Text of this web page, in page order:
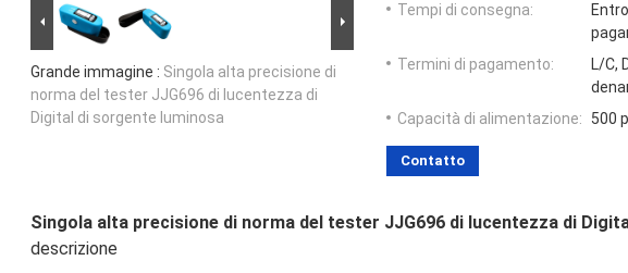
Grande immagine : Singola alta precisione di
norma del tester JJG696 di lucentezza di
Digital di sorgente luminosa
Tempi di consegna:
Termini di pagamento:
L/C,
Capacità di alimentazione:
500
Contatto
Singola alta precisione di norma del tester JJG696 di lucentezza di
descrizione